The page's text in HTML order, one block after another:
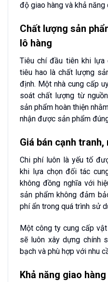
độ giao hàng và khả năng
Chất lượng sản
lô hàng
Tiêu chí đầu tiên khi lựa
tiêu hao là chất lượng
định. Một nhà cung cấp
soát chất lượng từ
sản phẩm hoàn thiện
nhận được sản phẩm
Giá bán cạnh tranh,
Chi phí luôn là yếu tố
khi lựa chọn đối tác
không đồng nghĩa với
sản phẩm không đảm
phí ẩn trong quá trình sử
Một công ty cung cấp
sẽ luôn xây dựng chính
bạch và phù hợp với nhu
Khả năng giao